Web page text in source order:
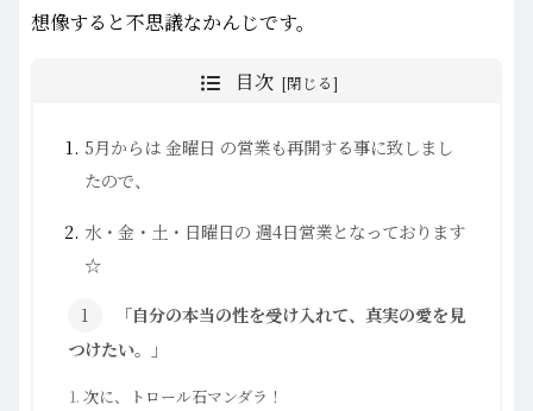
想像すると不思議なかんじです。
目次
5月からは 金曜日 の営業も再開する事に致しまし
たので、
水・金・土・日曜日の 週4日営業となっております
☆
「自分の本当の性を受け入れて、真実の愛を見
つけたい。」
次に、トロール石マンダラ！